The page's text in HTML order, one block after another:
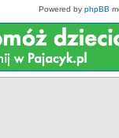
Powered by phpBB